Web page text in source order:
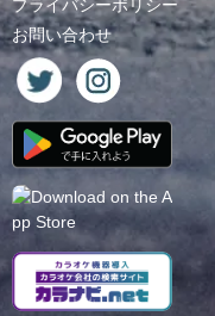
プライバシーポリシー
お問い合わせ